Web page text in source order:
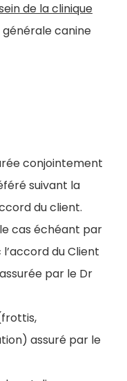
de la clinique
canine
conjointement
suivant la
du client.
cas échéant par
du Client
par le Dr
assuré par le